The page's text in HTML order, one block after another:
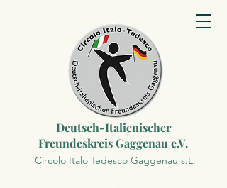
Deutsch-Italienischer
Freundeskreis Gaggenau e.V.
Circolo Italo Tedesco Gaggenau s.L.